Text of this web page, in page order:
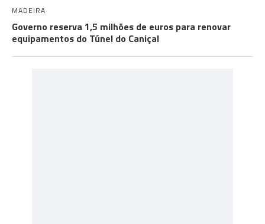
MADEIRA
Governo reserva 1,5 milhões de euros para renovar
equipamentos do Túnel do Caniçal